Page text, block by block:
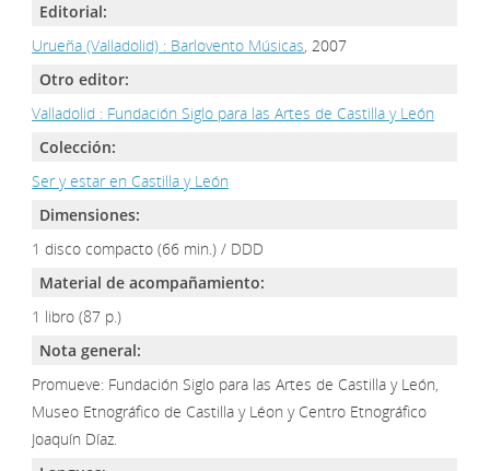
Editorial:
Urueña (Valladolid) : Barlovento Músicas, 2007
Otro editor:
Valladolid : Fundación Siglo para las Artes de Castilla y León
Colección:
Ser y estar en Castilla y León
Dimensiones:
1 disco compacto (66 min.) / DDD
Material de acompañamiento:
1 libro (87 p.)
Nota general:
Promueve: Fundación Siglo para las Artes de Castilla y León,
Museo Etnográfico de Castilla y Léon y Centro Etnográfico
Joaquín Díaz.